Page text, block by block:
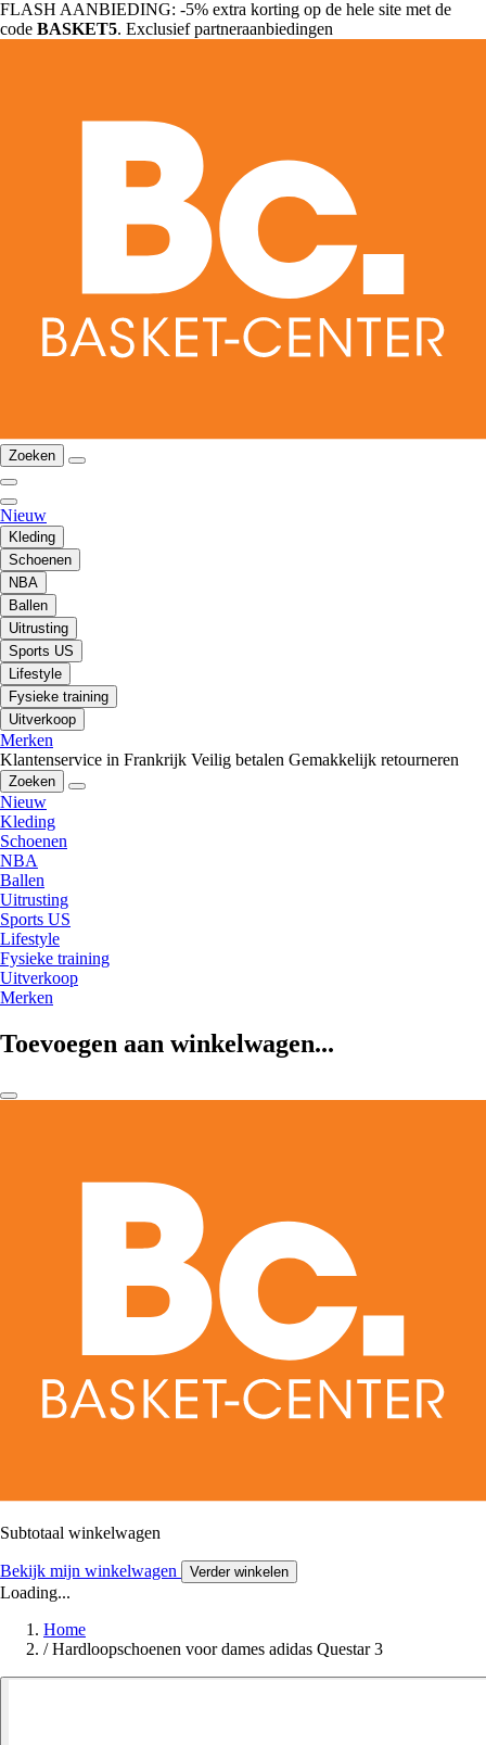
FLASH AANBIEDING: -5% extra korting op de hele site met de
code BASKET5. Exclusief partneraanbiedingen
Zoeken
Nieuw
Kleding
Schoenen
NBA
Ballen
Uitrusting
Sports US
Lifestyle
Fysieke training
Uitverkoop
Merken
Klantenservice in Frankrijk Veilig betalen Gemakkelijk retourneren
Zoeken
Nieuw
Kleding
Schoenen
NBA
Ballen
Uitrusting
Sports US
Lifestyle
Fysieke training
Uitverkoop
Merken
Toevoegen aan winkelwagen...
Subtotaal winkelwagen
Bekijk mijn winkelwagen Verder winkelen
Loading...
Home
/ Hardloopschoenen voor dames adidas Questar 3